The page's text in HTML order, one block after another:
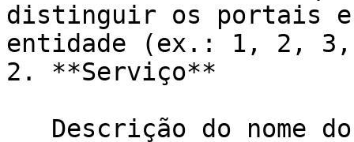
distinguir os portais e
entidade (ex.: 1, 2,
2. **Serviço**